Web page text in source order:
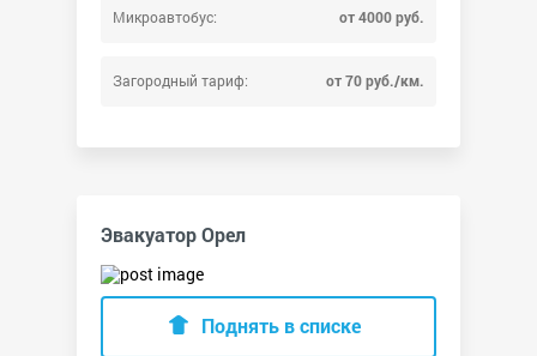
Микроавтобус: от 4000 руб.
Загородный тариф: от 70 руб./км.
Эвакуатор Орел
Поднять в списке